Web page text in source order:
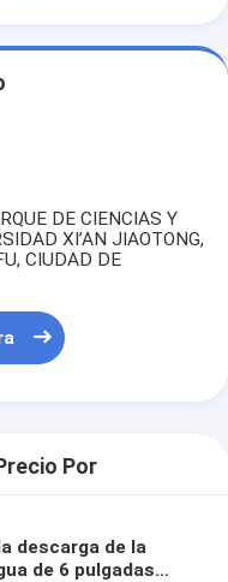
DE CIENCIAS Y
XI’AN JIAOTONG,
CIUDAD DE
Por
descarga de la
de 6 pulgadas